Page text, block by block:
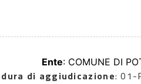
Ente: COMUNE DI
di aggiudicazione: 01-